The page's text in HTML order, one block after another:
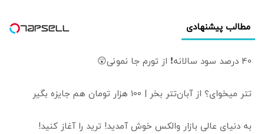
مطالب پیشنهادی
40 درصد سود سالانه❗ از تورم جا نمونی😲
تتر میخوای؟ از آبان‌تتر بخر | 100 هزار تومان هم جایزه بگیر
به دنیای عالی بازار والکس خوش آمدید! ترید را آغاز کنید!